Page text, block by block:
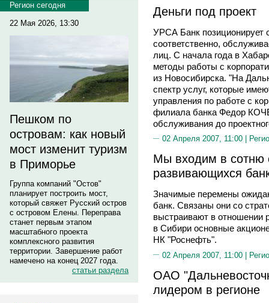
Регион сегодня
22 Мая 2026, 13:30
Пешком по
островам: как новый
мост изменит туризм
в Приморье
Группа компаний "Остов"
планирует построить мост,
который свяжет Русский остров
с островом Елены. Переправа
станет первым этапом
масштабного проекта
комплексного развития
территории. Завершение работ
намечено на конец 2027 года.
статьи раздела
Деньги под проект
УРСА Банк позиционирует
соответственно,
лиц. С начала года в
методы работы с
из Новосибирска. "На
спектр услуг, которые
управления по работе с
филиала банка Федор
обслуживания до
02 Апреля 2007, 11:00 |
Мы входим в сотню
развивающихся
Значимые перемены
банк. Связаны они со
выстраивают в отношении
в Сибири основные
НК "Роснефть".
02 Апреля 2007, 11:00 |
ОАО
лидером в регионе